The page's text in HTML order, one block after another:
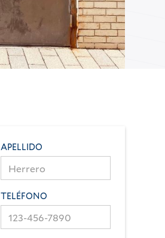
APELLIDO
TELÉFONO